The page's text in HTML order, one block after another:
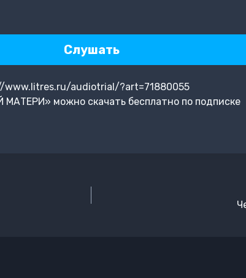
Слушать
www.litres.ru/audiotrial/?art=71880055
можно скачать бесплатно по подписке